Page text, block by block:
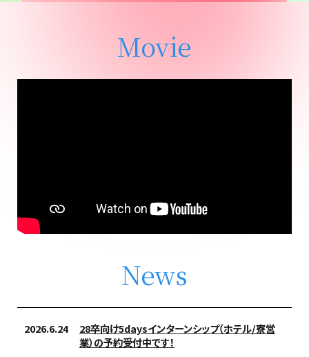
Movie
News
2026.6.24
28卒向け5daysインターンシップ（ホテル/寮営
業）の予約受付中です！